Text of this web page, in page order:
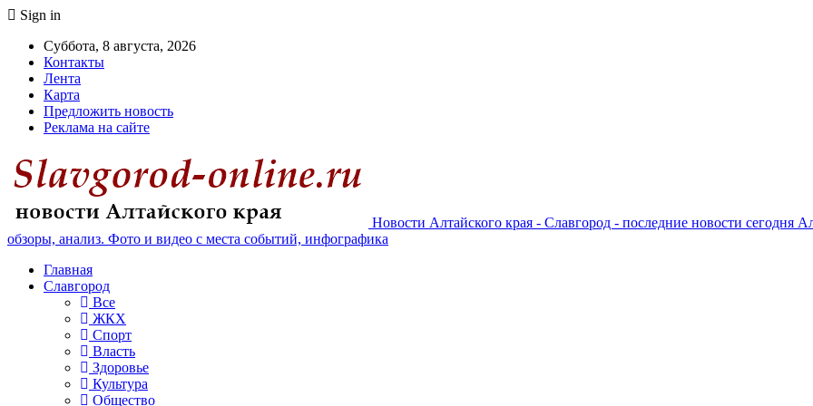
Sign in
Суббота, 8 августа, 2026
Контакты
Лента
Карта
Предложить новость
Реклама на сайте
Новости Алтайского края - Славгород - последние новости сегодня
обзоры, анализ. Фото и видео с места событий, инфографика
Главная
Славгород
Все
ЖКХ
Спорт
Власть
Здоровье
Культура
Общество